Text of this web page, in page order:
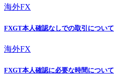
海外FX
FXGT本人確認なしでの取引について
海外FX
FXGT本人確認に必要な時間について